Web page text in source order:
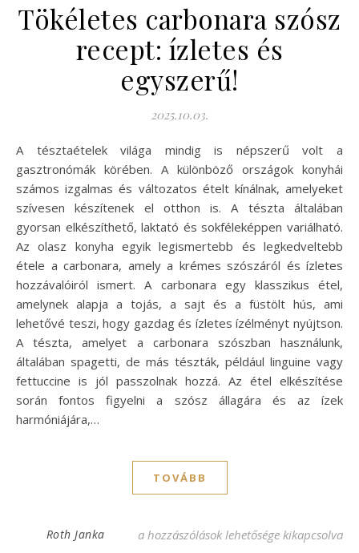
Tökéletes carbonara szósz
recept: ízletes és
egyszerű!
2025.10.03.
A tésztaételek világa mindig is népszerű volt a
gasztronómák körében. A különböző országok konyhái
számos izgalmas és változatos ételt kínálnak, amelyeket
szívesen készítenek el otthon is. A tészta általában
gyorsan elkészíthető, laktató és sokféleképpen variálható.
Az olasz konyha egyik legismertebb és legkedveltebb
étele a carbonara, amely a krémes szószáról és ízletes
hozzávalóiról ismert. A carbonara egy klasszikus étel,
amelynek alapja a tojás, a sajt és a füstölt hús, ami
lehetővé teszi, hogy gazdag és ízletes ízélményt nyújtson.
A tészta, amelyet a carbonara szószban használunk,
általában spagetti, de más tészták, például linguine vagy
fettuccine is jól passzolnak hozzá. Az étel elkészítése
során fontos figyelni a szósz állagára és az ízek
harmóniájára,…
TOVÁBB
Roth Janka Tökéletes carbonara szósz recept: ízletes
a hozzászólások lehetősége kikapcsolva